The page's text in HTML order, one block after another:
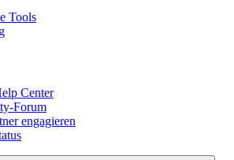
Tools
Center
Forum
engagieren